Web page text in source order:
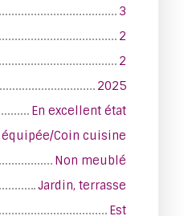
3
2
2
2025
En excellent état
équipée/Coin cuisine
Non meublé
Jardin, terrasse
Est